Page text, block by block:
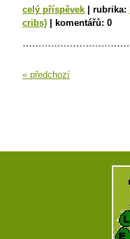
celý příspěvek
rubrika:
cribs)
komentářů: 0
« předchozí